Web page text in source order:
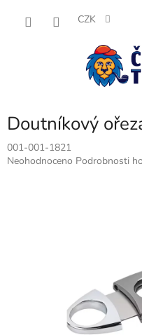
CZK
Doutníkový
001-001-1821
Průměrné
Neohodnoceno Podrobnosti